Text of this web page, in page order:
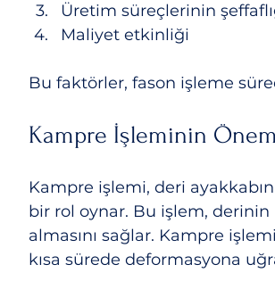
Üretim süreçlerinin
Maliyet etkinliği
Bu faktörler, fason işleme
Kampre İşleminin
Kampre işlemi, deri
bir rol oynar. Bu işlem, derinin
almasını sağlar. Kampre
kısa sürede deformasyona